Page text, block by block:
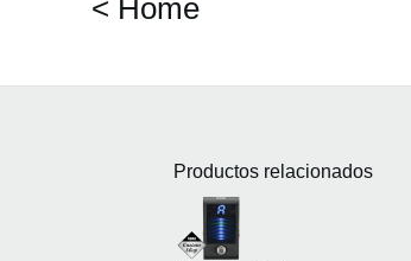
< Home
Productos relacionados